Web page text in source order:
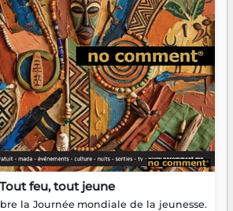
Tout feu, tout jeune
la Journée mondiale de la jeunesse.